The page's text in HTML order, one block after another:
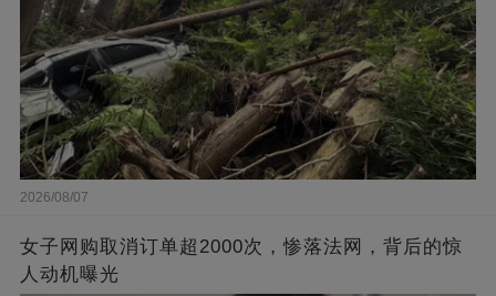
2026/08/07
女子网购取消订单超2000次，惨落法网，背后的惊
人动机曝光